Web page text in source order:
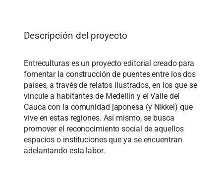
Descripción del proyecto
Entreculturases un proyecto editorial creado para
fomentar la construcción de puentes entre los dos
países, a través de relatos ilustrados, en los que se
vincule a habitantes de Medellín y el Valle del
Cauca con la comunidad japonesa (y Nikkei) que
vive en estas regiones. Así mismo, se busca
promover el reconocimiento social de aquellos
espacios o instituciones que ya se encuentran
adelantando esta labor.